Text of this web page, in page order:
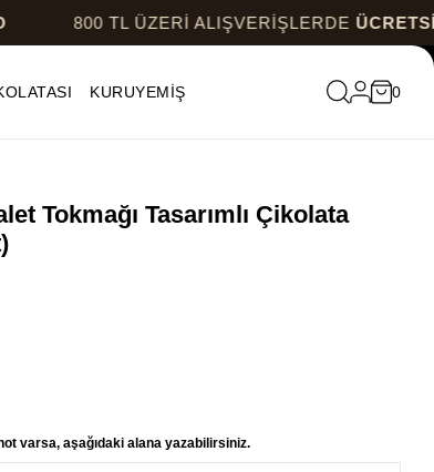
TL ÜZERİ ALIŞVERİŞLERDEÜCRETSİZ KARGO
KURUYEMİŞ 0
Tokmağı Tasarımlı Çikolata
varsa, aşağıdaki alana yazabilirsiniz.